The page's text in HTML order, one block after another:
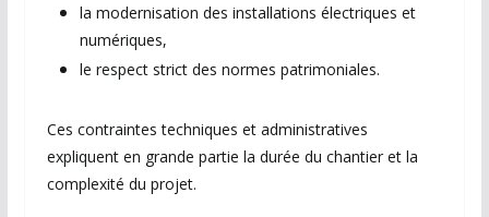
la modernisation des installations électriques et
numériques,
le respect strict des normes patrimoniales.
Ces contraintes techniques et administratives
expliquent en grande partie la durée du chantier et la
complexité du projet.